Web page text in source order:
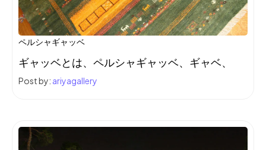
ペルシャギャッベ
ギャッベとは、ペルシャギャッベ、ギャベ、
Post by: ariyagallery